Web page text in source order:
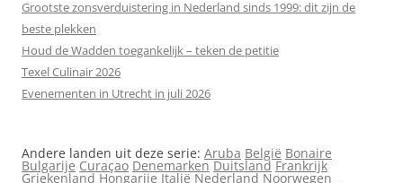
Grootste zonsverduistering in Nederland sinds 1999: dit zijn de
beste plekken
Houd de Wadden toegankelijk – teken de petitie
Texel Culinair 2026
Evenementen in Utrecht in juli 2026
Andere landen uit deze serie: Aruba België Bonaire
Bulgarije Curaçao Denemarken Duitsland Frankrijk
Griekenland Hongarije Italië Nederland Noorwegen